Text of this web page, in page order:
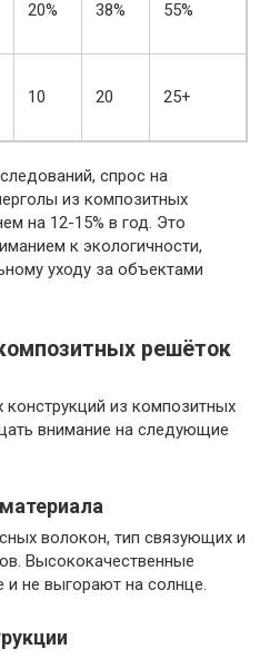
20% 38% 55%
10 20 25+
спрос на
из композитных
на 12-15% в год. Это
к экологичности,
уходу за объектами
решёток
из композитных
внимание на следующие
волокон, тип связующих и
Высококачественные
не выгорают на солнце.